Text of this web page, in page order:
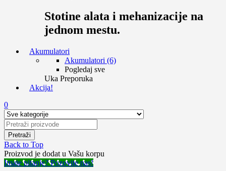
Stotine alata i mehanizacije na
jednom mestu.
Akumulatori
Akumulatori (6)
Pogledaj sve
Uka Preporuka
Akcija!
0
Back to Top
Proizvod je dodat u Vašu korpu
Imate pitanje? Pozovite nas!